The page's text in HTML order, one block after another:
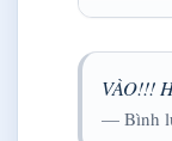
VÀO!!!
— Bình